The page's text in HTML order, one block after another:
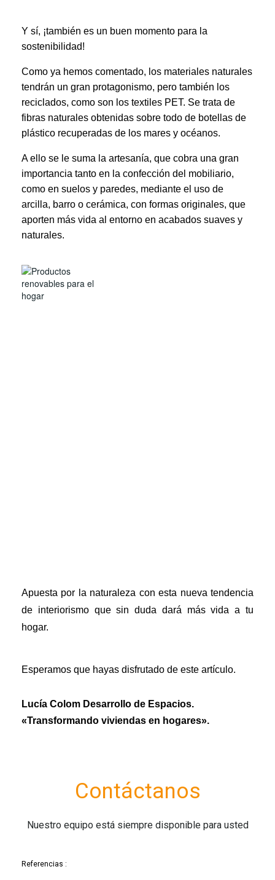
Y sí, ¡también es un buen momento para la
sostenibilidad!
Como ya hemos comentado, los materiales naturales
tendrán un gran protagonismo, pero también los
reciclados, como son los textiles PET. Se trata de
fibras naturales obtenidas sobre todo de botellas de
plástico recuperadas de los mares y océanos.
A ello se le suma la artesanía, que cobra una gran
importancia tanto en la confección del mobiliario,
como en suelos y paredes, mediante el uso de
arcilla, barro o cerámica, con formas originales, que
aporten más vida al entorno en acabados suaves y
naturales.
Apuesta por la naturaleza con esta nueva tendencia
de interiorismo que sin duda dará más vida a tu
hogar.
Esperamos que hayas disfrutado de este artículo.
Lucía Colom Desarrollo de Espacios.
«Transformando viviendas en hogares».
Contáctanos
Nuestro equipo está siempre disponible para usted
Referencias :